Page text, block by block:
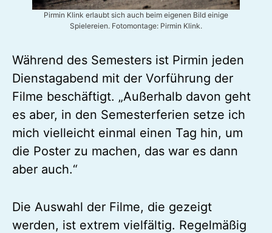
Pirmin Klink erlaubt sich auch beim eigenen Bild einige
Spielereien. Fotomontage: Pirmin Klink.
Während des Semesters ist Pirmin jeden
Dienstagabend mit der Vorführung der
Filme beschäftigt. „Außerhalb davon geht
es aber, in den Semesterferien setze ich
mich vielleicht einmal einen Tag hin, um
die Poster zu machen, das war es dann
aber auch.“
Die Auswahl der Filme, die gezeigt
werden, ist extrem vielfältig. Regelmäßig